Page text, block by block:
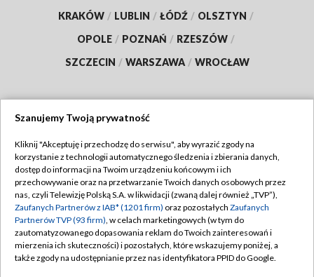
KRAKÓW / LUBLIN / ŁÓDŹ / OLSZTYN /
OPOLE / POZNAŃ / RZESZÓW /
SZCZECIN / WARSZAWA / WROCŁAW
TVP
Abonament TVP
Emisja w TVP
Centrum informacji TVP
Naziemna Telewizja Cyfrowa
Regulamin TVP
Polityka prywatności
Moje zgody
Pomoc
Szanujemy Twoją prywatność
Kliknij "Akceptuję i przechodzę do serwisu", aby wyrazić zgody na
korzystanie z technologii automatycznego śledzenia i zbierania danych,
dostęp do informacji na Twoim urządzeniu końcowym i ich
przechowywanie oraz na przetwarzanie Twoich danych osobowych przez
nas, czyli Telewizję Polską S.A. w likwidacji (zwaną dalej również „TVP”),
Zaufanych Partnerów z IAB* (1201 firm) oraz pozostałych Zaufanych
Partnerów TVP (93 firm), w celach marketingowych (w tym do
zautomatyzowanego dopasowania reklam do Twoich zainteresowań i
mierzenia ich skuteczności) i pozostałych, które wskazujemy poniżej, a
także zgody na udostępnianie przez nas identyfikatora PPID do Google.